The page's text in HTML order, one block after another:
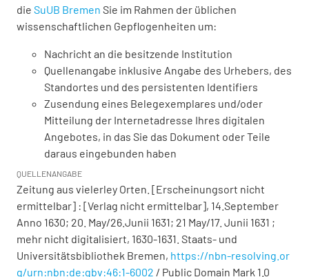
die SuUB Bremen Sie im Rahmen der üblichen
wissenschaftlichen Gepflogenheiten um:
Nachricht an die besitzende Institution
Quellenangabe inklusive Angabe des Urhebers, des
Standortes und des persistenten Identifiers
Zusendung eines Belegexemplares und/oder
Mitteilung der Internetadresse Ihres digitalen
Angebotes, in das Sie das Dokument oder Teile
daraus eingebunden haben
QUELLENANGABE
Zeitung aus vielerley Orten. [Erscheinungsort nicht
ermittelbar] : [Verlag nicht ermittelbar], 14.September
Anno 1630; 20. May/26.Junii 1631; 21 May/17. Junii 1631 ;
mehr nicht digitalisiert, 1630-1631. Staats- und
Universitätsbibliothek Bremen, https://nbn-resolving.or
g/urn:nbn:de:gbv:46:1-6002 / Public Domain Mark 1.0